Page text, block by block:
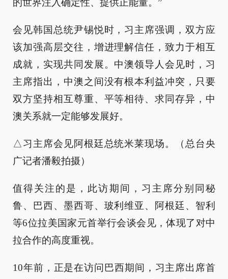
的世界注入确定性、提供正能量。”
会见韩国总统尹锡悦时，习主席强调，双方应
该加强高层交往，增进理解信任，致力于相互
成就，实现共同发展。中澳领导人会见时，习
主席指出，中澳之间没有根本利益冲突，只要
双方坚持相互尊重、平等相待、求同存异，中
澳关系就一定能够发展好。
△习主席会见阿根廷总统米莱现场。（总台央
广记者潘毅拍摄）
值得关注的是，此访期间，习主席分别同秘
鲁、巴西、墨西哥、玻利维亚、阿根廷、智利
等6位拉美国家元首举行会谈会见，体现了对中
拉合作的高度重视。
10年前，正是在访问巴西期间，习主席出席首